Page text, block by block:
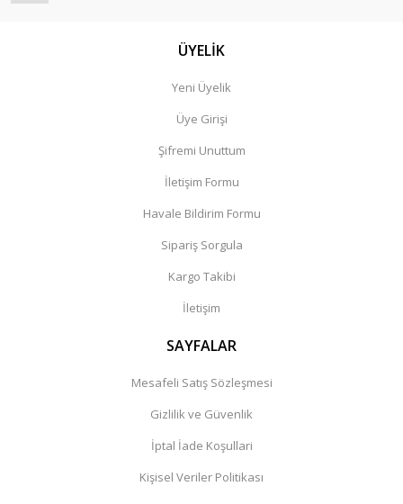
ÜYELİK
Yeni Üyelik
Üye Girişi
Şifremi Unuttum
İletişim Formu
Havale Bildirim Formu
Sipariş Sorgula
Kargo Takibi
İletişim
SAYFALAR
Mesafeli Satış Sözleşmesi
Gizlilik ve Güvenlik
İptal İade Koşullari
Kişisel Veriler Politikası